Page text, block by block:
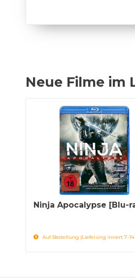
Neue Filme im
Ninja Apocalypse [Blu-
Auf Bestellung (Lieferung innert 7-14